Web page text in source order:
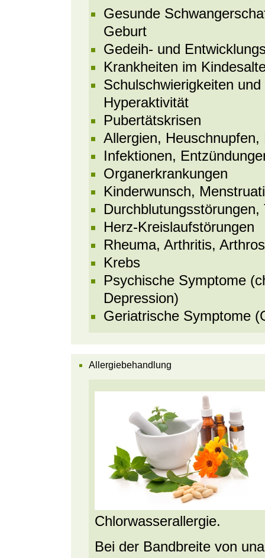
Gesunde
Geburt
Gedeih- und
Krankheiten im
Schulschwierigkeiten und
Hyperaktivität
Pubertätskrisen
Allergien, Heuschnupfen,
Infektionen,
Organerkrankungen
Kinderwunsch,
Herz-Kreislaufstörungen
Rheuma, Arthritis,
Krebs
Psychische Symptome
Depression)
Geriatrische Symptome
Allergiebehandlung
Chlorwasserallergie.
Bei der Bandbreite von